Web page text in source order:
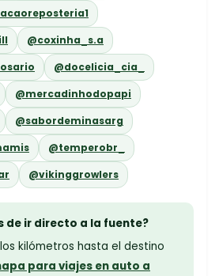
@coxinha_s.a
@docelicia_cia_
@mercadinhodopapi
@sabordeminasarg
@temperobr_
@vikinggrowlers
de ir directo a la fuente?
kilómetros hasta el destino
para viajes en auto a